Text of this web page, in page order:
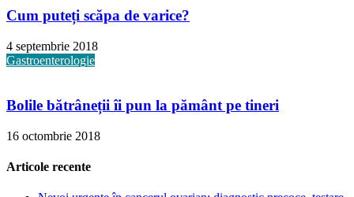
Cum puteți scăpa de varice?
4 septembrie 2018
Gastroenterologie
Bolile bătrâneții îi pun la pământ pe tineri
16 octombrie 2018
Articole recente